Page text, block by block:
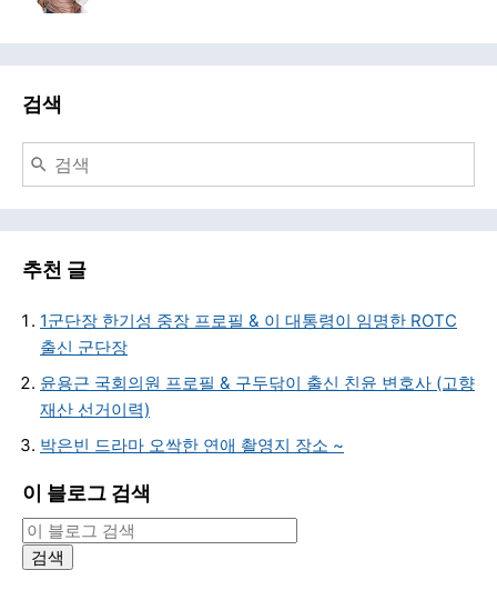
검색
추천 글
1군단장 한기성 중장 프로필 & 이 대통령이 임명한 ROTC
출신 군단장
윤용근 국회의원 프로필 & 구두닦이 출신 친윤 변호사 (고향
재산 선거이력)
박은빈 드라마 오싹한 연애 촬영지 장소 ~
이 블로그 검색